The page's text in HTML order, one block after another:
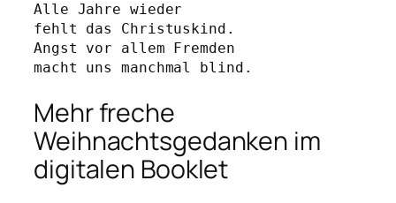
Alle Jahre wieder
fehlt das Christuskind.
Angst vor allem Fremden
macht uns manchmal blind.
Mehr freche
Weihnachtsgedanken im
digitalen Booklet